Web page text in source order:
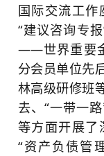
国际交流工作
“建议咨询专
——世界重要
分会员单位先
林高级研修班
去、“一带一
等方面开展了
“资产负债管